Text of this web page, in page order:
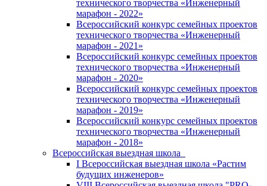
технического творчества «Инженерный
марафон - 2022»
Всероссийский конкурс семейных проектов
технического творчества «Инженерный
марафон - 2021»
Всероссийский конкурс семейных проектов
технического творчества «Инженерный
марафон - 2020»
Всероссийский конкурс семейных проектов
технического творчества «Инженерный
марафон - 2019»
Всероссийский конкурс семейных проектов
технического творчества «Инженерный
марафон - 2018»
Всероссийская выездная школа
I Всероссийская выездная школа «Растим
будущих инженеров»